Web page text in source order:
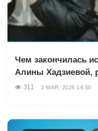
Чем закончилась
Алины Хадзиевой,
311 3 МАЯ, 2026 14:50